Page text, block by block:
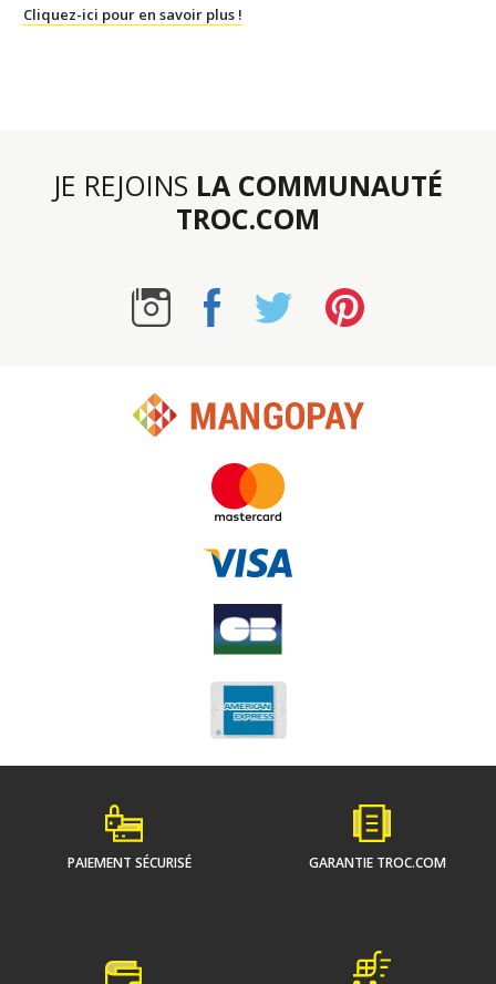
Cliquez-ici pour en savoir plus !
JE REJOINS LA COMMUNAUTÉ
TROC.COM
PAIEMENT SÉCURISÉ GARANTIE TROC.COM